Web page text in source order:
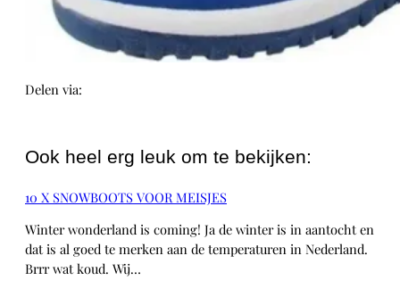
Delen via:
Ook heel erg leuk om te bekijken:
10 X SNOWBOOTS VOOR MEISJES
Winter wonderland is coming! Ja de winter is in aantocht en
dat is al goed te merken aan de temperaturen in Nederland.
Brrr wat koud. Wij…